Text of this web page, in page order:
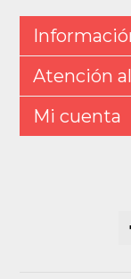
Atención
Mi cuenta